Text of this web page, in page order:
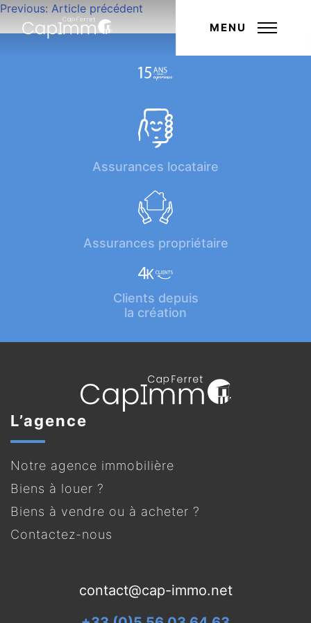
MENU
Navigation
de
Previous: Article précédent
Assurances locataire
Assurances propriétaire
Clients depuis
la création
L’agence
Notre agence immobilière
Biens à louer ?
Biens à vendre ou à acheter ?
Contactez-nous
contact@cap-immo.net